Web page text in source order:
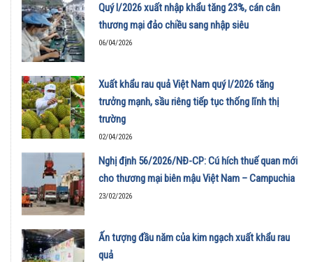
Quý I/2026 xuất nhập khẩu tăng 23%, cán cân
thương mại đảo chiều sang nhập siêu
06/04/2026
Xuất khẩu rau quả Việt Nam quý I/2026 tăng
trưởng mạnh, sầu riêng tiếp tục thống lĩnh thị
trường
02/04/2026
Nghị định 56/2026/NĐ-CP: Cú hích thuế quan mới
cho thương mại biên mậu Việt Nam – Campuchia
23/02/2026
Ấn tượng đầu năm của kim ngạch xuất khẩu rau
quả